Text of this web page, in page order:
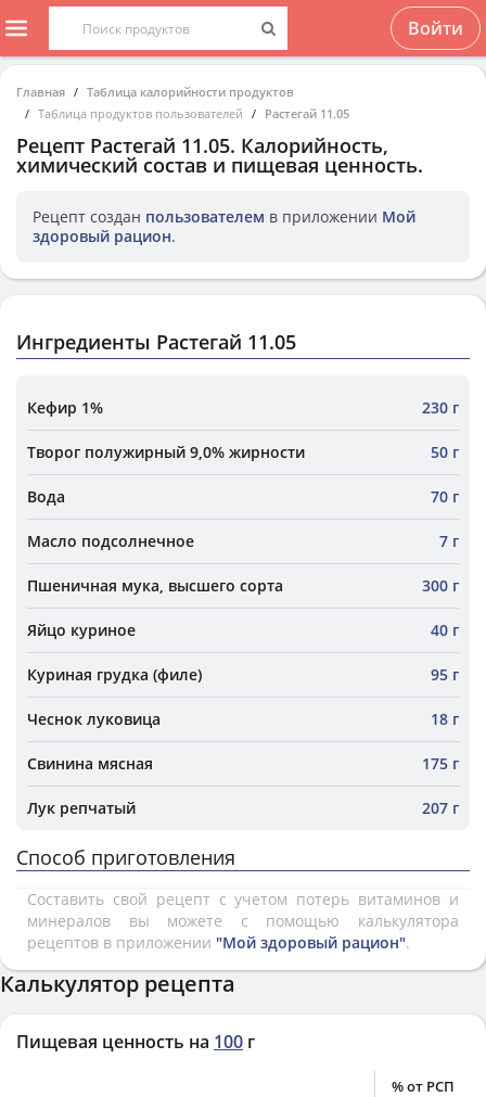
Войти
Главная
Таблица калорийности продуктов
Таблица продуктов пользователей
Растегай 11.05
Рецепт Растегай 11.05. Калорийность,
химический состав и пищевая ценность.
Рецепт создан пользователем в приложении Мой
здоровый рацион.
Ингредиенты Растегай 11.05
Кефир 1% 230 г
Творог полужирный 9,0% жирности 50 г
Вода 70 г
Масло подсолнечное 7 г
Пшеничная мука, высшего сорта 300 г
Яйцо куриное 40 г
Куриная грудка (филе) 95 г
Чеснок луковица 18 г
Свинина мясная 175 г
Лук репчатый 207 г
Способ приготовления
Составить свой рецепт с учетом потерь витаминов и
минералов вы можете с помощью калькулятора
рецептов в приложении "Мой здоровый рацион".
Калькулятор рецепта
Пищевая ценность на 100 г
% от РСП